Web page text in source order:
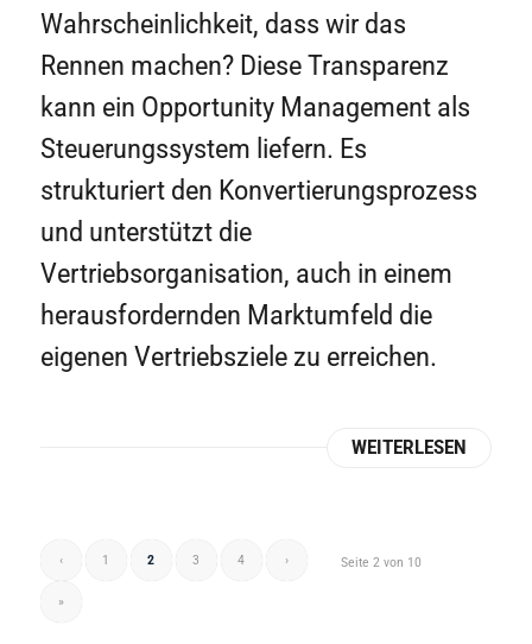
Wahrscheinlichkeit, dass wir das
Rennen machen? Diese Transparenz
kann ein Opportunity Management als
Steuerungssystem liefern. Es
strukturiert den Konvertierungsprozess
und unterstützt die
Vertriebsorganisation, auch in einem
herausfordernden Marktumfeld die
eigenen Vertriebsziele zu erreichen.
WEITERLESEN
Seite 2 von 10
‹ 1 2 3 4 ›
»